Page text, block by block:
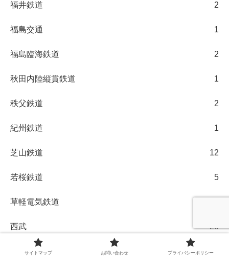
福井鉄道 2
福島交通 1
福島臨海鉄道 2
秋田内陸縦貫鉄道 1
秩父鉄道 2
紀州鉄道 1
芝山鉄道 12
若桜鉄道 5
草軽電気鉄道
西武 28
豊橋鉄道
サイトマップ お問い合わせ プライバシーポリシー